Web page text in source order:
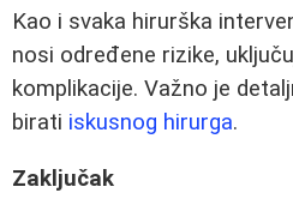
Kao i svaka hirurška
nosi određene rizike,
komplikacije. Važno je
birati iskusnog hirurga.
Zaključak